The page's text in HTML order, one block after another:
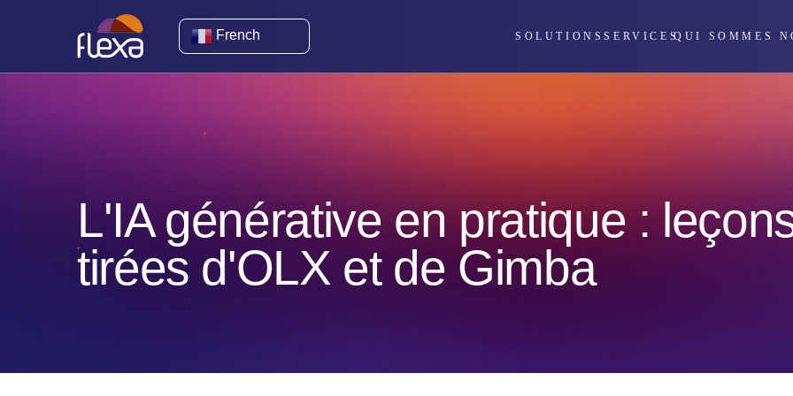
French SOLUTIONSSERVICESQUI SOMMES
L'IA générative en pratique :
tirées d'OLX et de Gimba